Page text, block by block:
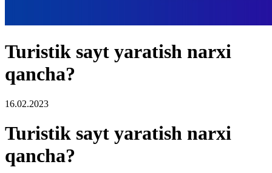
Turistik sayt yaratish narxi
qancha?
16.02.2023
Turistik sayt yaratish narxi
qancha?